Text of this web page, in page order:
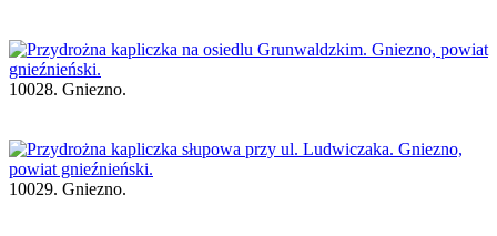
10028. Gniezno.
10029. Gniezno.